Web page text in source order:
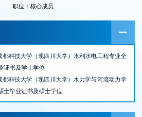
职位：核心成员
科技大学（现四川大学）水利水电工程专业全
证书及学士学位
科技大学（现四川大学）水力学与河流动力学
士毕业证书及硕士学位